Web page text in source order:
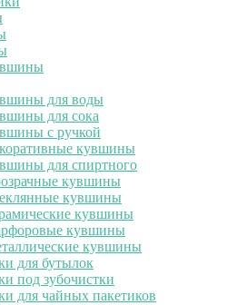
для воды
для сока
с ручкой
кувшины
для спиртного
кувшины
кувшины
кувшины
кувшины
кувшины
для бутылок
под зубочистки
для чайных пакетиков